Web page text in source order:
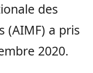
des
(AIMF) a pris
2020.